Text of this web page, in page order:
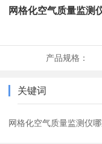
网格化空气质量监测
产品规格：
关键词
网格化空气质量监测仪